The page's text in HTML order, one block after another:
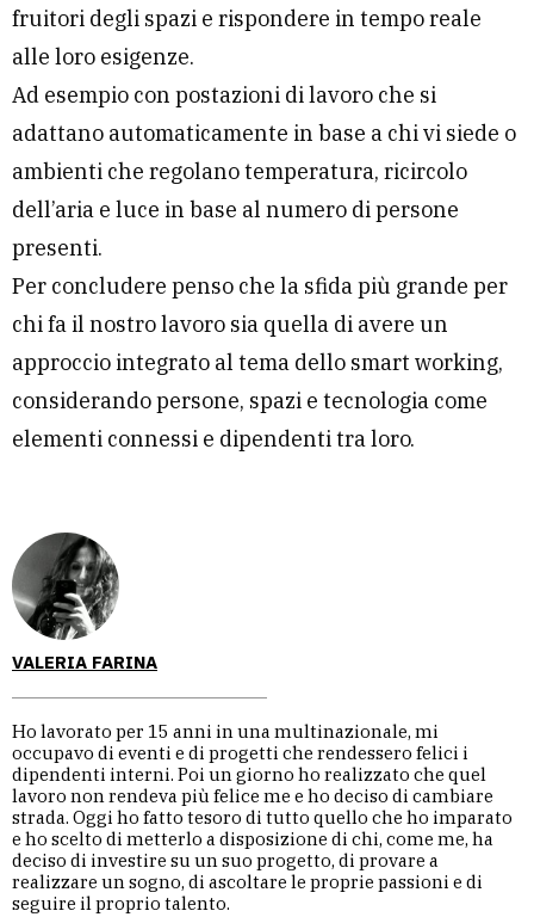
VALERIA FARINA
Ho lavorato per 15 anni in una multinazionale, mi
occupavo di eventi e di progetti che rendessero felici i
dipendenti interni. Poi un giorno ho realizzato che quel
lavoro non rendeva più felice me e ho deciso di cambiare
strada. Oggi ho fatto tesoro di tutto quello che ho imparato
e ho scelto di metterlo a disposizione di chi, come me, ha
deciso di investire su un suo progetto, di provare a
realizzare un sogno, di ascoltare le proprie passioni e di
seguire il proprio talento.
fruitori degli spazi e rispondere in tempo reale
alle loro esigenze.
Ad esempio con postazioni di lavoro che si
adattano automaticamente in base a chi vi siede o
ambienti che regolano temperatura, ricircolo
dell’aria e luce in base al numero di persone
presenti.
Per concludere penso che la sfida più grande per
chi fa il nostro lavoro sia quella di avere un
approccio integrato al tema dello smart working,
considerando persone, spazi e tecnologia come
elementi connessi e dipendenti tra loro.